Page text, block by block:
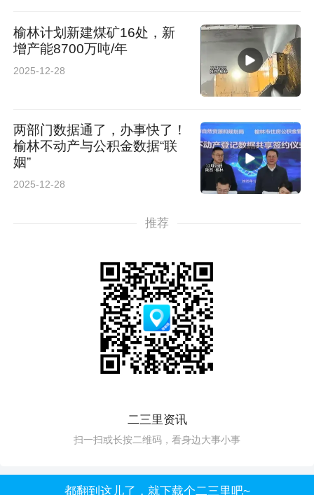
榆林计划新建煤矿16处，新
增产能8700万吨/年
2025-12-28
两部门数据通了，办事快了！
榆林不动产与公积金数据“联
姻”
2025-12-28
推荐
二三里资讯
扫一扫或长按二维码，看身边大事小事
都翻到这儿了，就下载个二三里吧~